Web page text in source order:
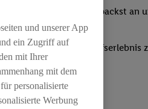
Kassensystemen: Du packst an
ein positives Einkaufserlebnis
und unserer App
ein Zugriff auf
mit Ihrer
mit dem
personalisierte
Werbung